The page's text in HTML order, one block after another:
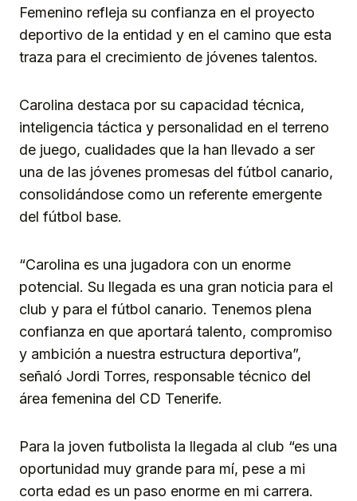
Femenino refleja su confianza en el proyecto
deportivo de la entidad y en el camino que esta
traza para el crecimiento de jóvenes talentos.
Carolina destaca por su capacidad técnica,
inteligencia táctica y personalidad en el terreno
de juego, cualidades que la han llevado a ser
una de las jóvenes promesas del fútbol canario,
consolidándose como un referente emergente
del fútbol base.
“Carolina es una jugadora con un enorme
potencial. Su llegada es una gran noticia para el
club y para el fútbol canario. Tenemos plena
confianza en que aportará talento, compromiso
y ambición a nuestra estructura deportiva”,
señaló Jordi Torres, responsable técnico del
área femenina del CD Tenerife.
Para la joven futbolista la llegada al club “es una
oportunidad muy grande para mí, pese a mi
corta edad es un paso enorme en mi carrera.